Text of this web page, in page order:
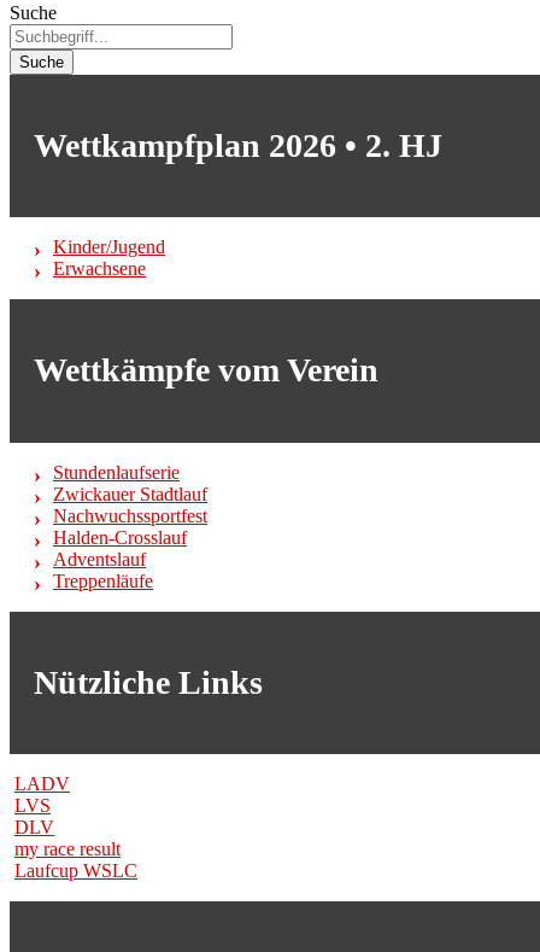
Suche
Suche
Wettkampfplan 2026 • 2. HJ
Kinder/Jugend
Erwachsene
Wettkämpfe vom Verein
Stundenlaufserie
Zwickauer Stadtlauf
Nachwuchssportfest
Halden-Crosslauf
Adventslauf
Treppenläufe
Nützliche Links
LADV
LVS
DLV
my race result
Laufcup WSLC